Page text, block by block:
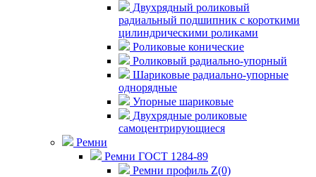
Двухрядный роликовый
радиальный подшипник с короткими
цилиндрическими роликами
Роликовые конические
Роликовый радиально-упорный
Шариковые радиально-упорные
однорядные
Упорные шариковые
Двухрядные роликовые
самоцентрирующиеся
Ремни
Ремни ГОСТ 1284-89
Ремни профиль Z(0)